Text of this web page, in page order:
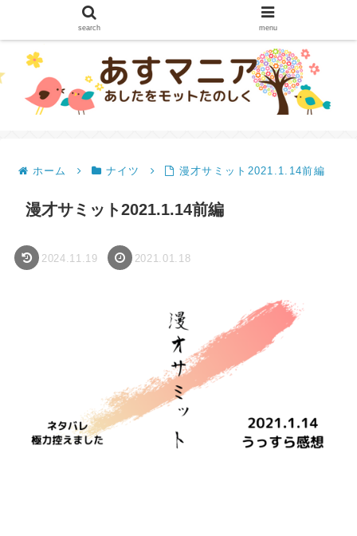
ホーム ナイツ 漫才サミット2021.1.14前編
漫才サミット2021.1.14前編
2024.11.19 2021.01.18
search menu